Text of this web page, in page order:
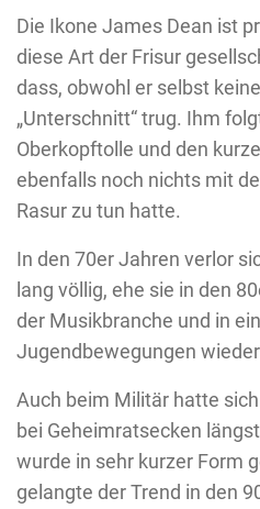
Die Ikone James Dean ist
diese Art der Frisur
dass, obwohl er selbst
„Unterschnitt“ trug. Ihm
Oberkopftolle und den
ebenfalls noch nichts mit
Rasur zu tun hatte.
In den 70er Jahren verlor
lang völlig, ehe sie in den
der Musikbranche und in
Jugendbewegungen
Auch beim Militär hatte
bei Geheimratsecken
wurde in sehr kurzer Form
gelangte der Trend in den